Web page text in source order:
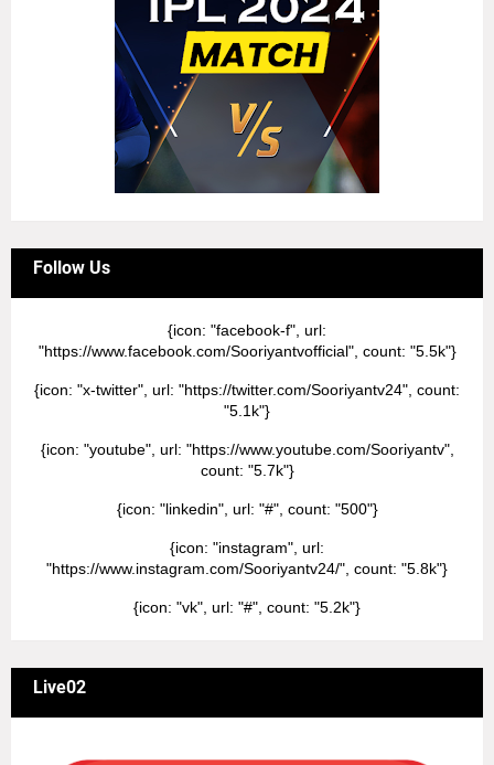
Follow Us
{icon: "facebook-f", url:
"https://www.facebook.com/Sooriyantvofficial", count: "5.5k"}
{icon: "x-twitter", url: "https://twitter.com/Sooriyantv24", count:
"5.1k"}
{icon: "youtube", url: "https://www.youtube.com/Sooriyantv",
count: "5.7k"}
{icon: "linkedin", url: "#", count: "500"}
{icon: "instagram", url:
"https://www.instagram.com/Sooriyantv24/", count: "5.8k"}
{icon: "vk", url: "#", count: "5.2k"}
Live02